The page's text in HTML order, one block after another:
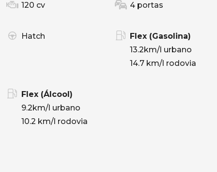
120 cv 4 portas
Hatch
Flex (Gasolina)
13.2km/l urbano
14.7 km/l rodovia
Flex (Álcool)
9.2km/l urbano
10.2 km/l rodovia